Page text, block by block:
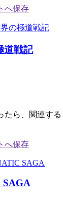
道戦記
たら、関連す